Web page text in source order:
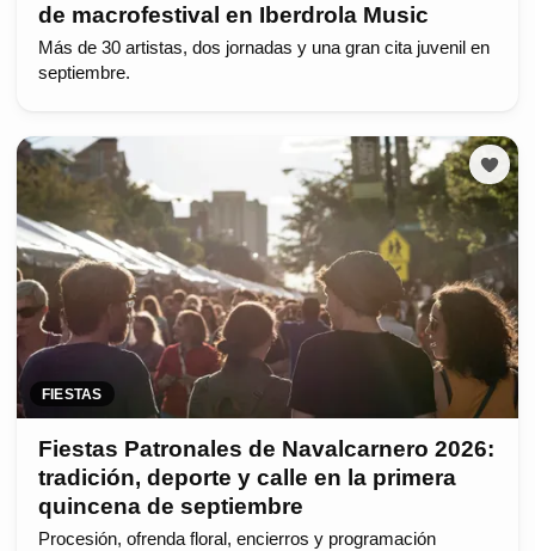
de macrofestival en Iberdrola Music
Más de 30 artistas, dos jornadas y una gran cita juvenil en
septiembre.
FIESTAS
Fiestas Patronales de Navalcarnero 2026:
tradición, deporte y calle en la primera
quincena de septiembre
Procesión, ofrenda floral, encierros y programación